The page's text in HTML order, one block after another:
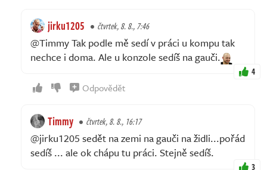
jirku1205 čtvrtek, 8. 8., 7:46
@Timmy Tak podle mě sedí v práci u kompu tak
nechce i doma. Ale u konzole sedíš na gauči.
4
Odpovědět
Timmy čtvrtek, 8. 8., 16:17
@jirku1205 sedět na zemi na gauči na židli...pořád
sedíš ... ale ok chápu tu práci. Stejně sedíš.
3